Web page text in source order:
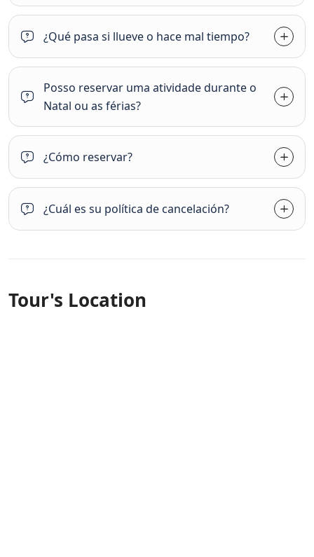
¿Qué pasa si llueve o hace mal tiempo?
Posso reservar uma atividade durante o
Natal ou as férias?
¿Cómo reservar?
¿Cuál es su política de cancelación?
Tour's Location